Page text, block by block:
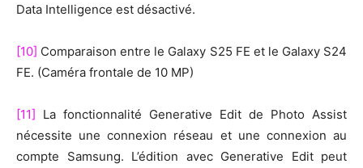
Data Intelligence est désactivé.
[10] Comparaison entre le Galaxy S25 FE et le Galaxy S24
FE. (Caméra frontale de 10 MP)
[11] La fonctionnalité Generative Edit de Photo Assist
nécessite une connexion réseau et une connexion au
compte Samsung. L’édition avec Generative Edit peut